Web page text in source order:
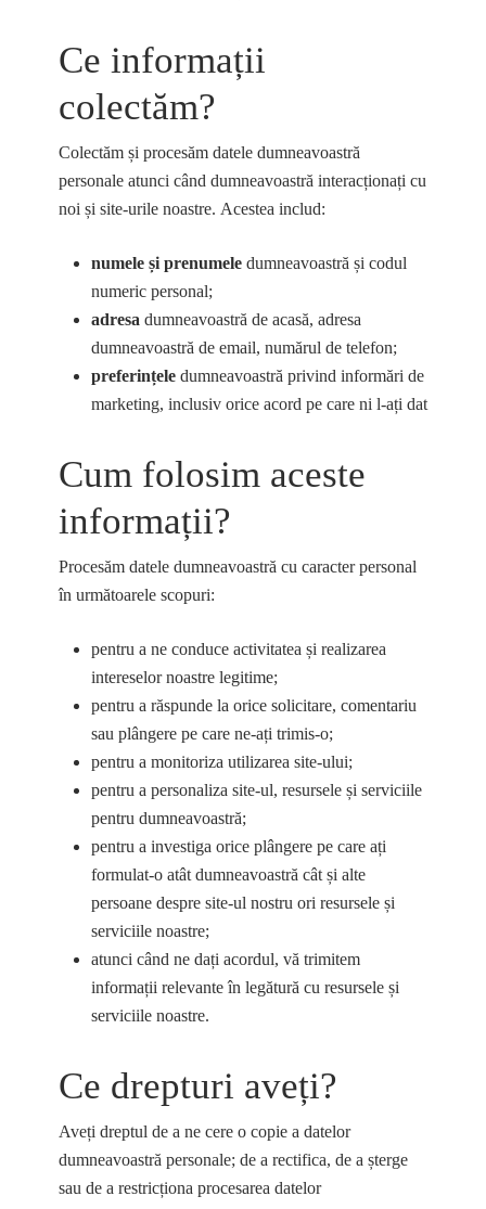
Ce informații
colectăm?
Colectăm și procesăm datele dumneavoastră
personale atunci când dumneavoastră interacționați cu
noi și site-urile noastre. Acestea includ:
numele și prenumeledumneavoastră și codul
numeric personal;
adresa dumneavoastră de acasă, adresa
dumneavoastră de email, numărul de telefon;
preferințeledumneavoastră privind informări de
marketing, inclusiv orice acord pe care ni l-ați dat
Cum folosim aceste
informații?
Procesăm datele dumneavoastră cu caracter personal
în următoarele scopuri:
pentru a ne conduce activitatea și realizarea
intereselor noastre legitime;
pentru a răspunde la orice solicitare, comentariu
sau plângere pe care ne-ați trimis-o;
pentru a monitoriza utilizarea site-ului;
pentru a personaliza site-ul, resursele și serviciile
pentru dumneavoastră;
pentru a investiga orice plângere pe care ați
formulat-o atât dumneavoastră cât și alte
persoane despre site-ul nostru ori resursele și
serviciile noastre;
atunci când ne dați acordul, vă trimitem
informații relevante în legătură cu resursele și
serviciile noastre.
Ce drepturi aveți?
Aveți dreptul de a ne cere o copie a datelor
dumneavoastră personale; de a rectifica, de a șterge
sau de a restricționa procesarea datelor